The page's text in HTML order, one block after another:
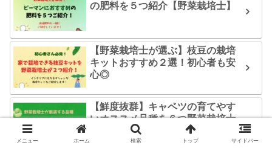
の肥料を５つ紹介【野菜栽培士】
【野菜栽培士が選ぶ】枝豆の栽培
キットおすすめ２選！初心者も安
心◎
【鮮度抜群】キャベツの育てやす
いオススメ品種を６つ野菜栽培士
メニュー ホーム 検索 トップ サイドバー